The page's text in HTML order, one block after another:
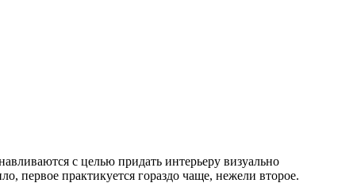
с целью придать интерьеру визуально
первое практикуется гораздо чаще, нежели второе.